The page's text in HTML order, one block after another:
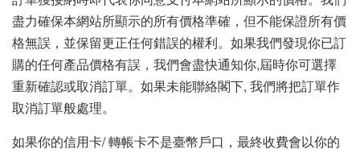
盡力確保本網站所顯示的所有價格準確，但不能保證所有價
格無誤，並保留更正任何錯誤的權利。如果我們發現你已訂
購的任何產品價格有誤，我們會盡快通知你,屆時你可選擇
重新確認或取消訂單。如果未能聯絡閣下, 我們將把訂單作
取消訂單般處理。
如果你的信用卡/ 轉帳卡不是臺幣戶口，最終收費會以你的